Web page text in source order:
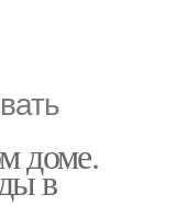
доме.
в